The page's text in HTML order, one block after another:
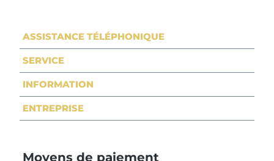
ASSISTANCE TÉLÉPHONIQUE
SERVICE
INFORMATION
ENTREPRISE
Moyens de paiement